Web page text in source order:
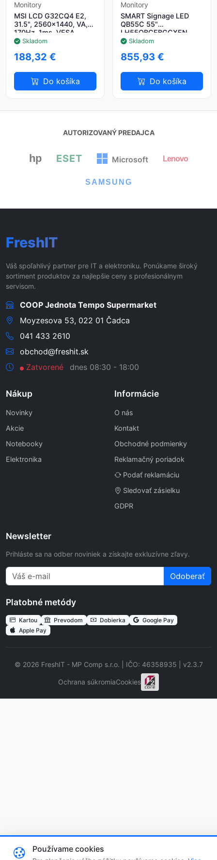
Monitory
MSI LCD G32CQ4 E2,
31.5", 2560x1440, VA,
170Hz, 1ms, VESA
100x100, Black
Skladom
188,32 €
Do košíka
Monitory
SMART Signage LED
QB55C 55"
LH55QBCEBGCXEN
Skladom
855,93 €
Do košíka
AUTORIZOVANÝ PREDAJCA
hp ESET Microsoft Lenovo
SAMSUNG
FreshIT
Váš spoľahlivý partner pre IT a elektroniku. Ponúkame široký
sortiment produktov za najlepšie ceny s profesionálnym
servisom.
COOP Jednota Tempo Supermarket
Moyzesova 53, 022 01 Čadca
041 433 2610
obchod@freshit.sk
Zatvorené
dnes 08:30 - 18:00
Nákup
Novinky
Akcie
Notebooky
Elektronika
Informácie
O nás
Kontakt
Obchodné podmienky
Reklamačný poriadok
Podať reklamáciu
Sledovať zásielku
GDPR
Newsletter
Prihláste sa na odber noviniek a získajte exkluzívne zľavy.
Odoberať
Platobné metódy
Kartou Prevodom Dobierka
Google Pay
Apple Pay
© 2026 FreshIT - MP Comp s.r.o. | IČO: 46358935 | v2.3.7
Ochrana súkromiaCookies
Používame cookies